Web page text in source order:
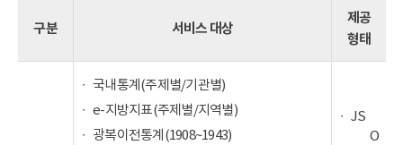
구분 서비스 대상
제공
형태
국내통계(주제별/기관별)
e-지방지표(주제별/지역별)
광복이전통계(1908~1943)
JS
O